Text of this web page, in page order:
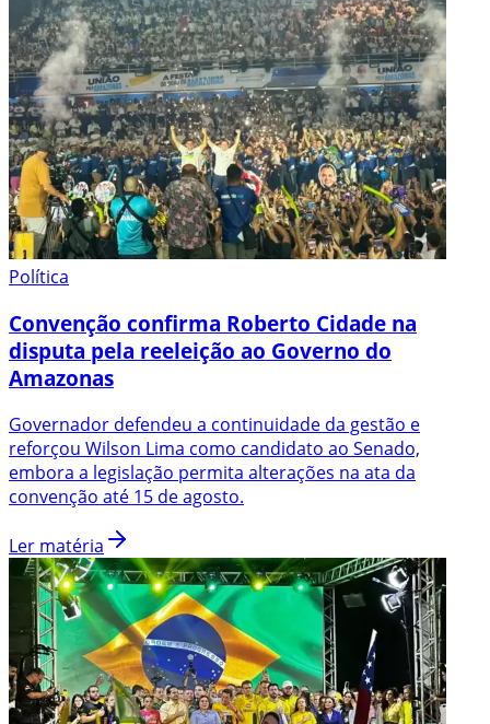
Política
Convenção confirma Roberto Cidade na
disputa pela reeleição ao Governo do
Amazonas
Governador defendeu a continuidade da gestão e
reforçou Wilson Lima como candidato ao Senado,
embora a legislação permita alterações na ata da
convenção até 15 de agosto.
Ler matéria